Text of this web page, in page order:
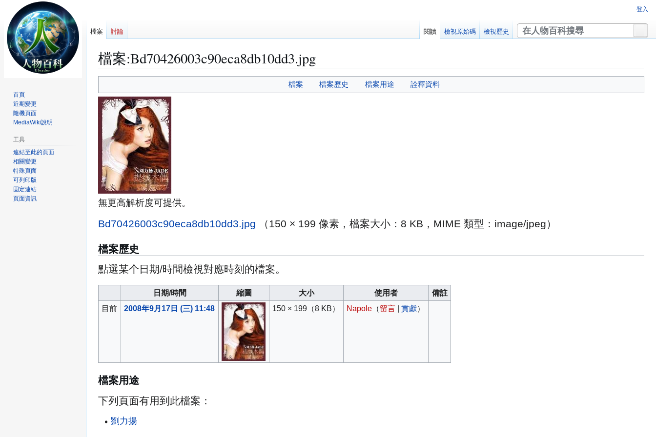
檔案:Bd70426003c90eca8db10dd3.jpg
至
導
覽
至
搜
尋
檔案 檔案歷史 檔案用途 詮釋資料
無更高解析度可提供。
Bd70426003c90eca8db10dd3.jpg （150 × 199 像素，檔案大小：8 KB，MIME 類型： image/jpeg）
檔案歷史
點選某个日期/時間檢視對應時刻的檔案。
日期/時間 縮⁠圖 大小 使用者
備⁠註
目前
2008年9月17日 (三) 11:48 150 × 199​ （8 KB） Napole （留言 |貢獻）
檔案用途
下列頁面有用到此檔案：
劉力揚
登入
檔案 討論 閱讀 檢視原始碼 檢視歷史
搜
尋
首頁
近期變更
隨機頁面
MediaWiki說明
工具
連結至此的頁面
相關變更
特殊頁面
可列印版
固定連結
頁面資訊